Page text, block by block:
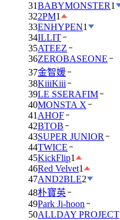
31BABYMONSTER1
322PM1
33ENHYPEN1
34ILLIT
35ATEEZ
36ZEROBASEONE
37金智媛
38KiiiKiii
39LE SSERAFIM
40MONSTA X
41 AHOF
42BTOB
43SUPER JUNIOR
44TWICE
45KickFlip1
46Red Velvet1
47AND2BLE2
48朴寶英
49Park Ji-hoon
50ALLDAY PROJECT